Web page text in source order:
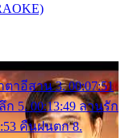
ตาอีสาน 3. 00:07:51
5. 00:13:49 ลานรัก
คืนฝนตก 8.